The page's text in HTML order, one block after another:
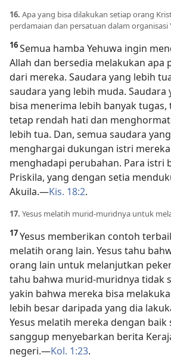
16. Apa yang bisa dilakukan setiap orang
perdamaian dan persatuan dalam organisasi
16Semua hamba Yehuwa ingin
Allah dan bersedia melakukan apa
dari mereka. Saudara yang lebih
saudara yang lebih muda. Saudara
bisa menerima lebih banyak
tetap rendah hati dan
lebih tua. Dan, semua saudara
menghargai dukungan istri
menghadapi perubahan. Para istri
Priskila, yang dengan setia
Akuila.​—Kis. 18:2.
17. Yesus melatih murid-muridnya untuk
17Yesus memberikan contoh
melatih orang lain. Yesus tahu
orang lain untuk melanjutkan
tahu bahwa murid-muridnya tidak
yakin bahwa mereka bisa
lebih besar daripada yang dia
Yesus melatih mereka dengan
sanggup menyebarkan berita
negeri.​—Kol. 1:23.